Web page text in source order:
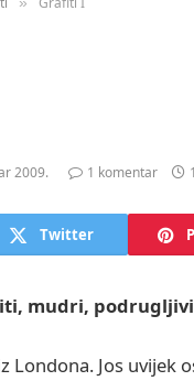
2009. 1 komentar
Twitter
mudri,
Londona. Jos uvijek